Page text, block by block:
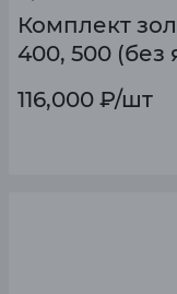
Комплект
400, 500 (без
116,000 ₽/шт